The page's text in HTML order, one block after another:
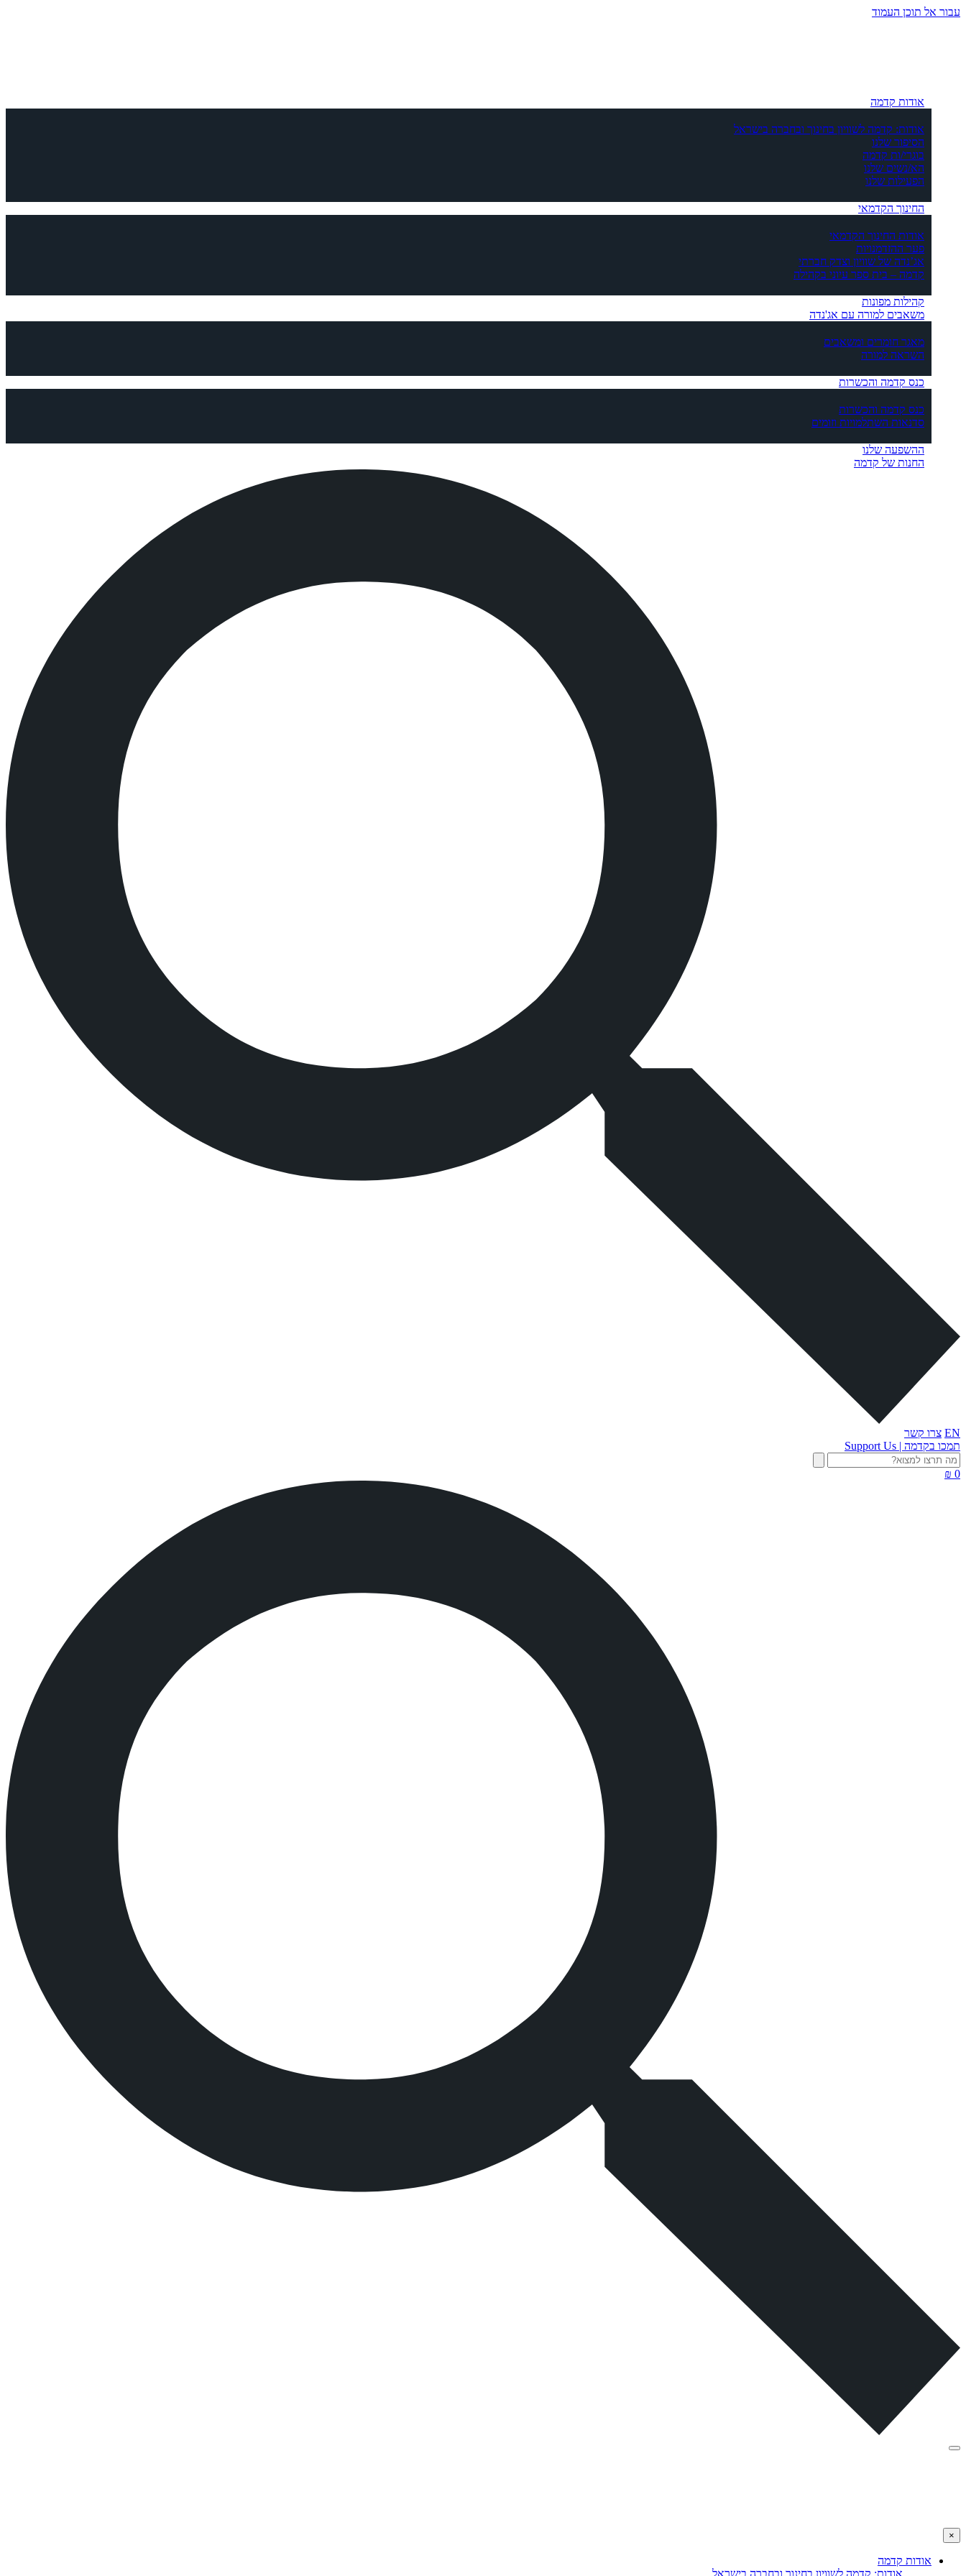
עבור אל תוכן העמוד
אודות קדמה
אודות: קדמה לשוויון בחינוך ובחברה בישראל
הסיפור שלנו
בוגרי/ות קדמה
הא/נשים שלנו
הפעילות שלנו
החינוך הקדמאי
אודות החינוך הקדמאי
פער ההזדמנויות
אג’נדה של שוויון וצדק חברתי
קדמה – בית ספר עיוני בקהילה
קהילות מפונות
משאבים למורה עם אג'נדה
מאגר חומרים ומשאבים
השראה למורה
כנס קדמה והכשרות
כנס קדמה והכשרות
סדנאות השתלמויות וזומים
ההשפעה שלנו
החנות של קדמה
EN צרו קשר
תמכו בקדמה | Support Us
0 ₪
×
אודות קדמה
אודות: קדמה לשוויון בחינוך ובחברה בישראל